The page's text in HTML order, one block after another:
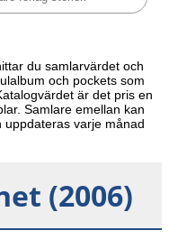
du samlarvärdet och
och pockets som
är det pris en
Samlare emellan kan
varje månad
(2006)